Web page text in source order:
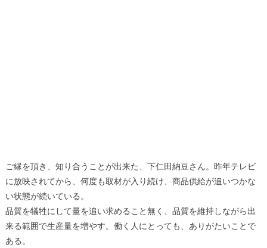
ご縁を頂き、知り合うことが出来た、下仁田納豆さん。昨年テレビ
に放映されてから、何度も取材が入り続け、商品供給が追いつかな
い状態が続いている。
品質を犠牲にして量を追い求めること無く、品質を維持しながら出
来る範囲で生産量を増やす。働く人にとっても、ありがたいことで
ある。